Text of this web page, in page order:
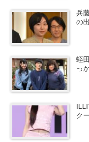
兵
の
蛭
っ
ク